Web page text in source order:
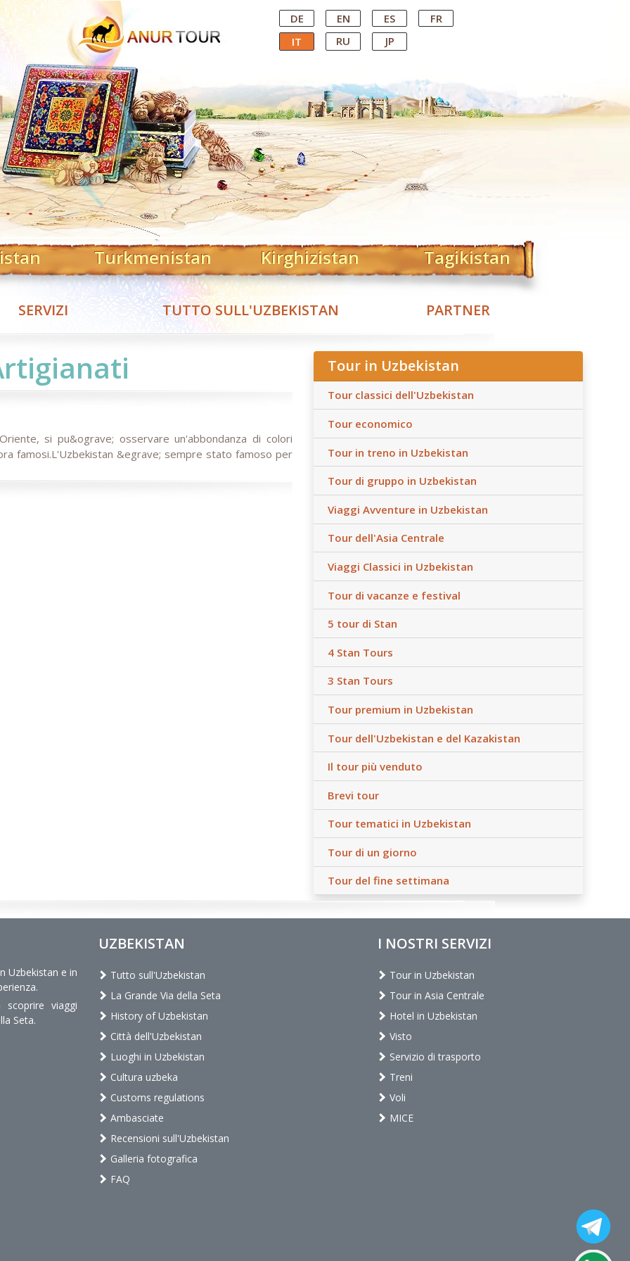
Central Asian Tour Operator DE EN ES
FR
IT
RU JP
Turkmenistan Kirghizistan Tagikistan
SERVIZI TUTTO SULL'UZBEKISTAN PARTNER
si pu&ograve; osservare un'abbondanza di colori
famosi.L'Uzbekistan &egrave; sempre stato famoso per
Tour in Uzbekistan
Tour classici dell'Uzbekistan
Tour economico
Tour in treno in Uzbekistan
Tour di gruppo in Uzbekistan
Viaggi Avventure in Uzbekistan
Tour dell'Asia Centrale
Viaggi Classici in Uzbekistan
Tour di vacanze e festival
5 tour di Stan
4 Stan Tours
3 Stan Tours
Tour premium in Uzbekistan
Tour dell'Uzbekistan e del Kazakistan
Il tour più venduto
Brevi tour
Tour tematici in Uzbekistan
Tour di un giorno
Tour del fine settimana
Uzbekistan e in
viaggi
Seta.
UZBEKISTAN
Tutto sull'Uzbekistan
La Grande Via della Seta
History of Uzbekistan
Città dell'Uzbekistan
Luoghi in Uzbekistan
Cultura uzbeka
Customs regulations
Ambasciate
Recensioni sull'Uzbekistan
Galleria fotografica
FAQ
I NOSTRI SERVIZI
Tour in Uzbekistan
Tour in Asia Centrale
Hotel in Uzbekistan
Visto
Servizio di trasporto
Treni
Voli
MICE